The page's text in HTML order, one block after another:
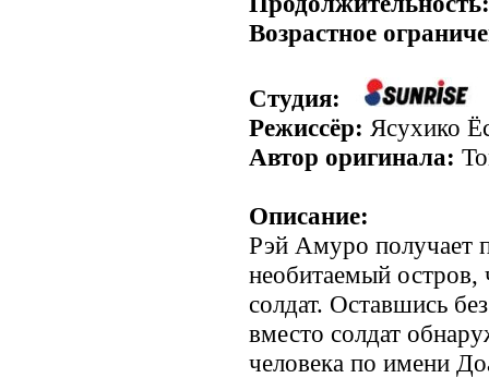
Возрастное
Студия:
Режиссёр: Ясухико
Автор оригинала:
Описание:
Рэй Амуро получает
необитаемый
солдат. Оставшись
вместо солдат
человека по имени